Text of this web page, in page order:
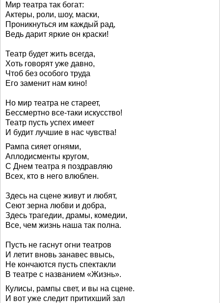
Мир театра так богат:
Актеры, роли, шоу, маски,
Проникнуться им каждый рад,
Ведь дарит яркие он краски!
Театр будет жить всегда,
Хоть говорят уже давно,
Чтоб без особого труда
Его заменит нам кино!
Но мир театра не стареет,
Бессмертно все-таки искусство!
Театр пусть успех имеет
И будит лучшие в нас чувства!
Рампа сияет огнями,
Аплодисменты кругом,
С Днем театра я поздравляю
Всех, кто в него влюблен.
Здесь на сцене живут и любят,
Сеют зерна любви и добра,
Здесь трагедии, драмы, комедии,
Все, чем жизнь наша так полна.
Пусть не гаснут огни театров
И летит вновь занавес ввысь,
Не кончаются пусть спектакли
В театре с названием «Жизнь».
Кулисы, рампы свет, и вы на сцене.
И вот уже следит притихший зал